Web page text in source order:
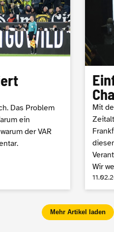
Das Problem
ein
der VAR
Mit
Wir
Mehr Artikel laden